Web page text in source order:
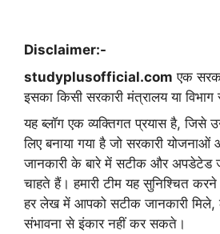
Disclaimer:-
studyplusofficial.com एक
इसका किसी सरकारी मंत्रालय या
यह ब्लॉग एक व्यक्तिगत प्रयास है, जिसे
लिए बनाया गया है जो सरकारी योजनाओं
जानकारी के बारे में सटीक और अपडेटेड
चाहते हैं। हमारी टीम यह सुनिश्चित
हर लेख में आपको सटीक जानकारी मिले,
संभावना से इंकार नहीं कर सकते।